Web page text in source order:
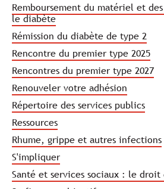
Remboursement du matériel et
le diabète
Rémission du diabète de type 2
Rencontre du premier type 2025
Rencontres du premier type 2027
Renouveler votre adhésion
Répertoire des services publics
Ressources
Rhume, grippe et autres infections
S'impliquer
Santé et services sociaux : le